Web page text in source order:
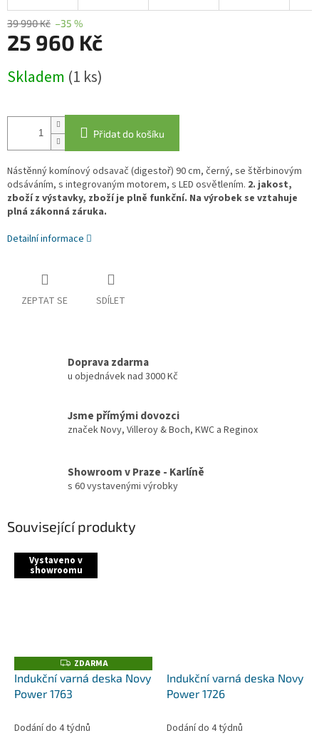
39 990 Kč –35 %
25 960 Kč
cena:
Skladem (1 ks)
Přidat do košíku
Nástěnný komínový odsavač (digestoř) 90 cm, černý, se štěrbinovým
odsáváním, s integrovaným motorem, s LED osvětlením. 2. jakost,
zboží z výstavky, zboží je plně funkční. Na výrobek se vztahuje
plná zákonná záruka.
Detailní informace
ZEPTAT SE SDÍLET
Doprava zdarma
u objednávek nad 3000 Kč
Jsme přímými dovozci
značek Novy, Villeroy & Boch, KWC a Reginox
Showroom v Praze - Karlíně
s 60 vystavenými výrobky
Související produkty
Vystaveno v
showroomu
Z
D
A
R
ZDARMA
Indukční varná deska Novy
Power 1763
Dodání do 4 týdnů
Indukční varná deska Novy
Power 1726
Dodání do 4 týdnů